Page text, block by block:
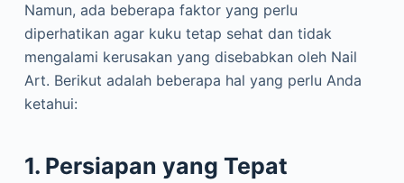
Namun, ada beberapa faktor yang perlu
diperhatikan agar kuku tetap sehat dan tidak
mengalami kerusakan yang disebabkan oleh Nail
Art. Berikut adalah beberapa hal yang perlu Anda
ketahui:
1. Persiapan yang Tepat